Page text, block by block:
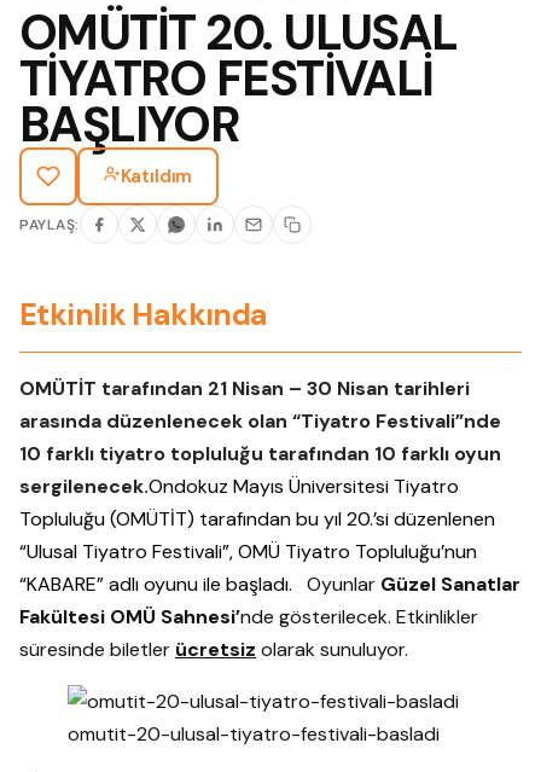
OMÜTİT 20. ULUSAL
TİYATRO FESTİVALİ
BAŞLIYOR
Katıldım
PAYLAŞ:
Etkinlik Hakkında
OMÜTİT tarafından 21 Nisan – 30 Nisan tarihleri
arasında düzenlenecek olan “Tiyatro Festivali”nde
10 farklı tiyatro topluluğu tarafından 10 farklı oyun
sergilenecek.Ondokuz Mayıs Üniversitesi Tiyatro
Topluluğu (OMÜTİT) tarafından bu yıl 20.’si düzenlenen
“Ulusal Tiyatro Festivali”, OMÜ Tiyatro Topluluğu’nun
“KABARE” adlı oyunu ile başladı. Oyunlar Güzel Sanatlar
Fakültesi OMÜ Sahnesi’nde gösterilecek. Etkinlikler
süresinde biletler ücretsiz olarak sunuluyor.
omutit-20-ulusal-tiyatro-festivali-basladi